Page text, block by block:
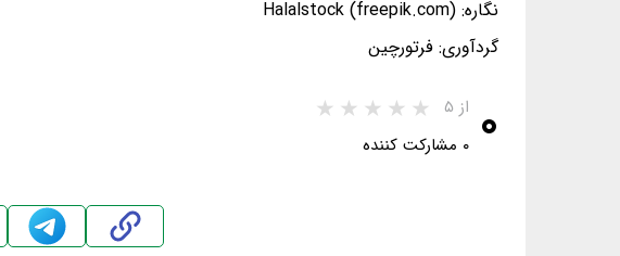
نگاره: Halalstock (freepik.com)
گردآوری: فرتورچین
۰ از ۵
۰ مشارکت کننده